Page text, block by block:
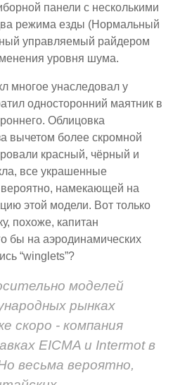
панели с несколькими
режима езды (Нормальный
управляемый райдером
уровня шума.
многое унаследовал у
односторонний маятник в
Облицовка
вычетом более скромной
красный, чёрный и
все украшенные
намекающей на
этой модели. Вот только
похоже, капитан
бы на аэродинамических
“winglets”?
моделей
рынках
скоро - компания
EICMA и Intermot в
весьма вероятно,